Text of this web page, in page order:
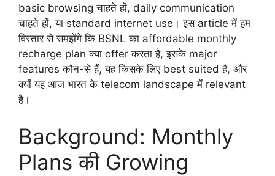
basic browsing चाहते हों, daily communication
चाहते हों, या standard internet use। इस article में हम
विस्तार से समझेंगे कि BSNL का affordable monthly
recharge plan क्या offer करता है, इसके major
features कौन-से हैं, यह किसके लिए best suited है, और
क्यों यह आज भारत के telecom landscape में relevant
है।
Background: Monthly
Plans की Growing